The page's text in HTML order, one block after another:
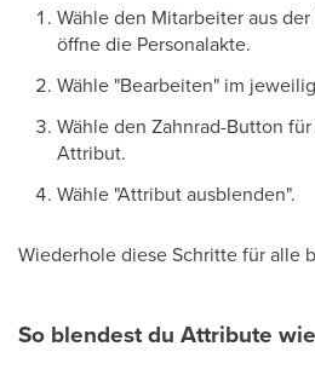
Wähle den Mitarbeiter aus
öffne die Personalakte.
Wähle "Bearbeiten" im
Wähle den Zahnrad-Button
Attribut.
Wähle "Attribut ausblenden".
Wiederhole diese Schritte für alle
So blendest du Attribute